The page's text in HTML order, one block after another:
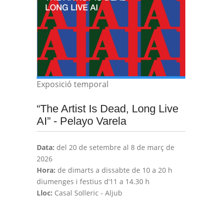
Exposició temporal
“The Artist Is Dead, Long Live
AI” - Pelayo Varela
Data: del 20 de setembre al 8 de març de
2026
Hora: de dimarts a dissabte de 10 a 20 h
diumenges i festius d’11 a 14.30 h
Lloc: Casal Solleric - Aljub